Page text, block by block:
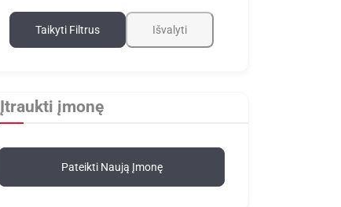
Taikyti Filtrus Išvalyti
Įtraukti įmonę
Pateikti Naują Įmonę